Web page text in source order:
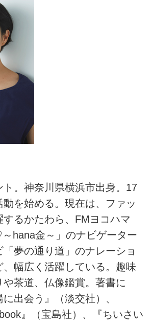
ト。神奈川県横浜市出身。17
を始める。現在は、ファッ
するかたわら、FMヨコハマ
hana金～」のナビゲーター
夢の通り道」のナレーショ
、幅広く活躍している。趣味
や茶道、仏像鑑賞。著書に
に出会う』（淡交社）、
book』（宝島社）、『ちいさい